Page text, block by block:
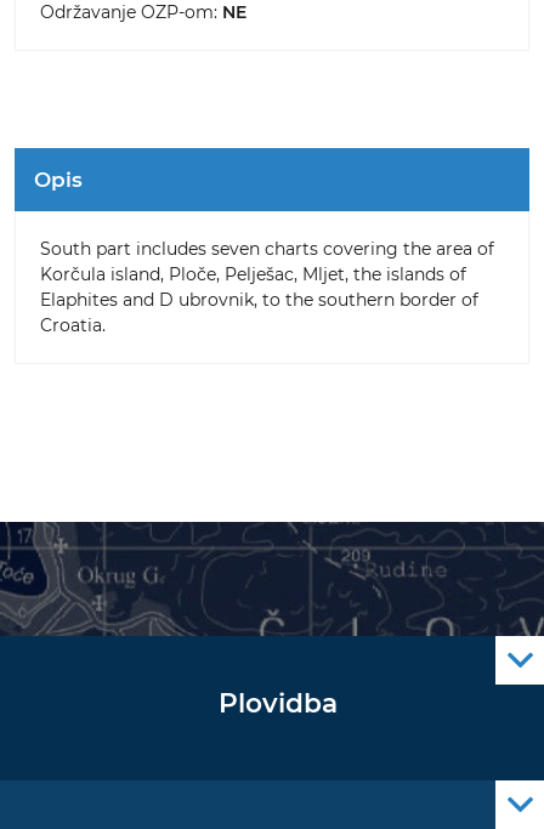
Održavanje OZP-om: NE
Opis
South part includes seven charts covering the area of
Korčula island, Ploče, Pelješac, Mljet, the islands of
Elaphites and D ubrovnik, to the southern border of
Croatia.
Plovidba